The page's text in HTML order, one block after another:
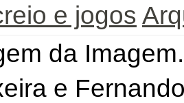
e jogos
da
e